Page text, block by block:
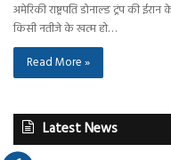
अमेरिकी राष्ट्रपति डोनाल्ड ट्रंप की
किसी नतीजे के खत्म हो…
Read More »
Latest News